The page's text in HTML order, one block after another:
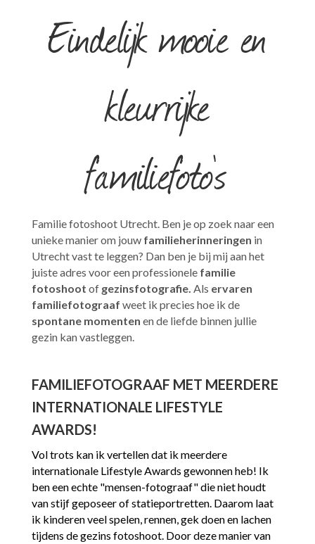
Eindelijk mooie en
kleurrijke
familiefoto's
Familie fotoshoot Utrecht. Ben je op zoek naar een
unieke manier om jouw familieherinneringen in
Utrecht vast te leggen? Dan ben je bij mij aan het
juiste adres voor een professionele familie
fotoshoot of gezinsfotografie. Als ervaren
familiefotograaf weet ik precies hoe ik de
spontane momenten en de liefde binnen jullie
gezin kan vastleggen.
FAMILIEFOTOGRAAF MET MEERDERE
INTERNATIONALE LIFESTYLE
AWARDS!
Vol trots kan ik vertellen dat ik meerdere
internationale Lifestyle Awards gewonnen heb! Ik
ben een echte "mensen-fotograaf" die niet houdt
van stijf geposeer of statieportretten. Daarom laat
ik kinderen veel spelen, rennen, gek doen en lachen
tijdens de gezins fotoshoot. Door deze manier van